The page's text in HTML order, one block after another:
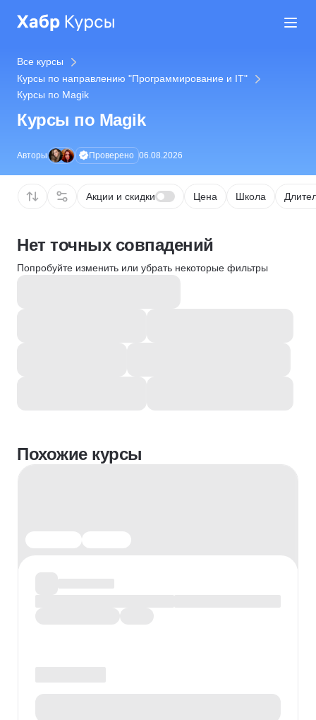
Все курсы
Курсы по направлению "Программирование и IT"
Курсы по Magik
Курсы по Magik
Авторы Проверено 06.08.2026
Акции и скидки Цена Школа
Нет точных совпадений
Попробуйте изменить или убрать некоторые фильтры
Похожие курсы